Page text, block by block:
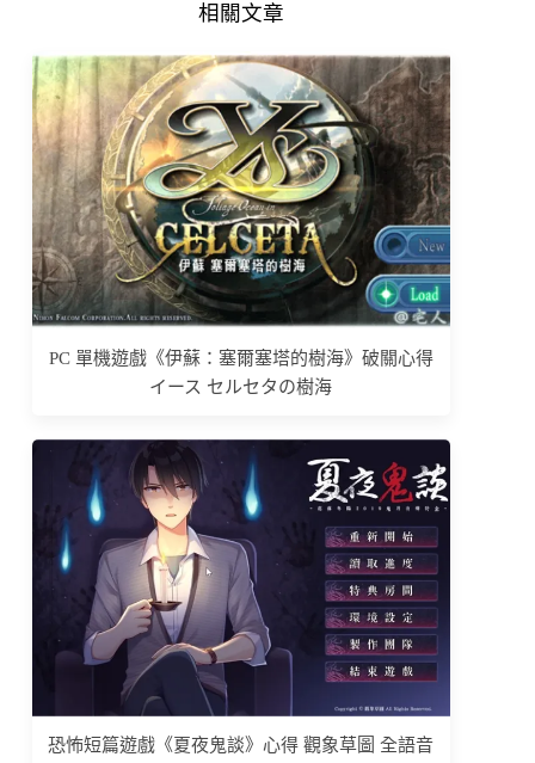
相關文章
PC 單機遊戲《伊蘇：塞爾塞塔的樹海》破關心得
イース セルセタの樹海
恐怖短篇遊戲《夏夜鬼談》心得 觀象草圖 全語音